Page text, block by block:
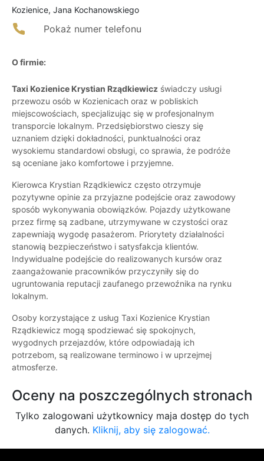
Kozienice, Jana Kochanowskiego
Pokaż numer telefonu
O firmie:
Taxi Kozienice Krystian Rządkiewicz świadczy usługi
przewozu osób w Kozienicach oraz w pobliskich
miejscowościach, specjalizując się w profesjonalnym
transporcie lokalnym. Przedsiębiorstwo cieszy się
uznaniem dzięki dokładności, punktualności oraz
wysokiemu standardowi obsługi, co sprawia, że podróże
są oceniane jako komfortowe i przyjemne.
Kierowca Krystian Rządkiewicz często otrzymuje
pozytywne opinie za przyjazne podejście oraz zawodowy
sposób wykonywania obowiązków. Pojazdy użytkowane
przez firmę są zadbane, utrzymywane w czystości oraz
zapewniają wygodę pasażerom. Priorytety działalności
stanowią bezpieczeństwo i satysfakcja klientów.
Indywidualne podejście do realizowanych kursów oraz
zaangażowanie pracowników przyczyniły się do
ugruntowania reputacji zaufanego przewoźnika na rynku
lokalnym.
Osoby korzystające z usług Taxi Kozienice Krystian
Rządkiewicz mogą spodziewać się spokojnych,
wygodnych przejazdów, które odpowiadają ich
potrzebom, są realizowane terminowo i w uprzejmej
atmosferze.
Oceny na poszczególnych stronach
Tylko zalogowani użytkownicy maja dostęp do tych
danych. Kliknij, aby się zalogować.